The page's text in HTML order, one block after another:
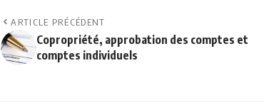
ARTICLE PRÉCÉDENT
Copropriété, approbation des comptes et
comptes individuels